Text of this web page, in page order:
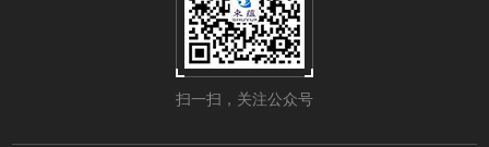
扫一扫，关注公众号